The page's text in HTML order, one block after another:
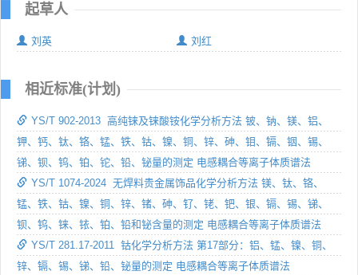
起草人
刘英 刘红
相近标准(计划)
YS/T 902-2013 高纯铼及铼酸铵化学分析方法 铍、钠、镁、铝、
钾、钙、钛、铬、锰、铁、钴、镍、铜、锌、砷、钼、镉、铟、锡、
锑、钡、钨、铂、铊、铅、铋量的测定 电感耦合等离子体质谱法
YS/T 1074-2024 无焊料贵金属饰品化学分析方法 镁、钛、铬、
锰、铁、钴、镍、铜、锌、锗、砷、钌、铑、钯、银、镉、锡、锑、
钡、钨、铼、铱、铂、铅和铋含量的测定 电感耦合等离子体质谱法
YS/T 281.17-2011 钴化学分析方法 第17部分：铝、锰、镍、铜、
锌、镉、锡、锑、铅、铋量的测定 电感耦合等离子体质谱法